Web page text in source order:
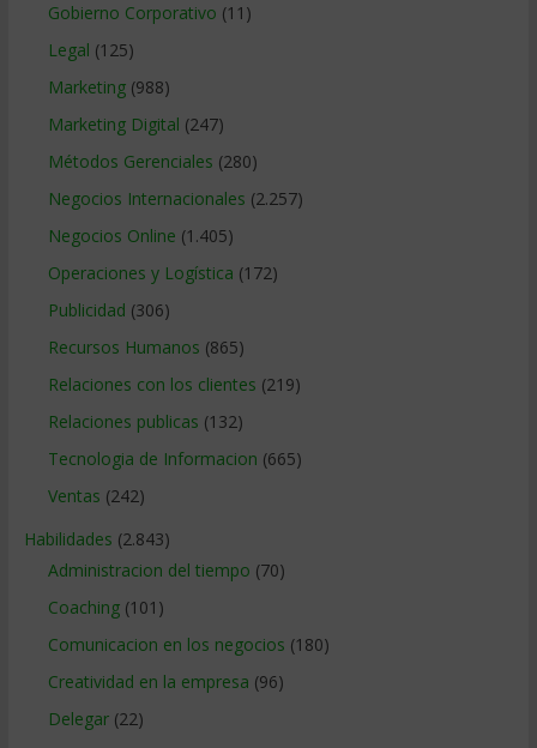
Gobierno Corporativo (11)
Legal (125)
Marketing(988)
Marketing Digital (247)
Métodos Gerenciales (280)
Negocios Internacionales (2.257)
Negocios Online (1.405)
Operaciones y Logística (172)
Publicidad (306)
Recursos Humanos (865)
Relaciones con los clientes (219)
Relaciones publicas (132)
Tecnologia de Informacion (665)
Ventas (242)
Habilidades (2.843)
Administracion del tiempo (70)
Coaching(101)
Comunicacion en los negocios (180)
Creatividad en la empresa (96)
Delegar(22)